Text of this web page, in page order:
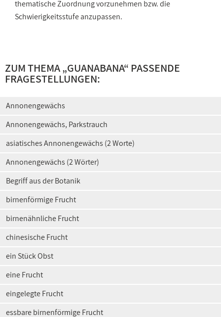
thematische Zuordnung vorzunehmen bzw. die
Schwierigkeitsstufe anzupassen.
ZUM THEMA „GUANABANA“ PASSENDE
FRAGESTELLUNGEN:
Annonengewächs
Annonengewächs, Parkstrauch
asiatisches Annonengewächs (2 Worte)
Annonengewächs (2 Wörter)
Begriff aus der Botanik
birnenförmige Frucht
birnenähnliche Frucht
chinesische Frucht
ein Stück Obst
eine Frucht
eingelegte Frucht
essbare birnenförmige Frucht